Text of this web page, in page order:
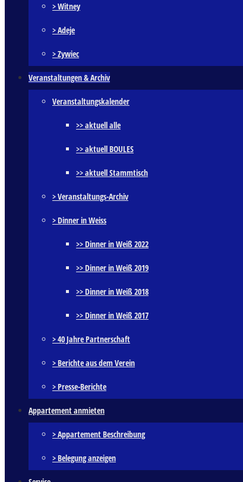
> Witney
> Adeje
> Zywiec
Veranstaltungen & Archiv
Veranstaltungskalender
>> aktuell alle
>> aktuell BOULES
>> aktuell Stammtisch
> Veranstaltungs-Archiv
> Dinner in Weiss
>> Dinner in Weiß 2022
>> Dinner in Weiß 2019
>> Dinner in Weiß 2018
>> Dinner in Weiß 2017
> 40 Jahre Partnerschaft
> Berichte aus dem Verein
> Presse-Berichte
Appartement anmieten
> Appartement Beschreibung
> Belegung anzeigen